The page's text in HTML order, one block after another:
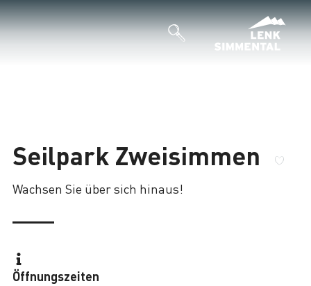
Seilpark Zweisimmen
Wachsen Sie über sich hinaus!
Öffnungszeiten